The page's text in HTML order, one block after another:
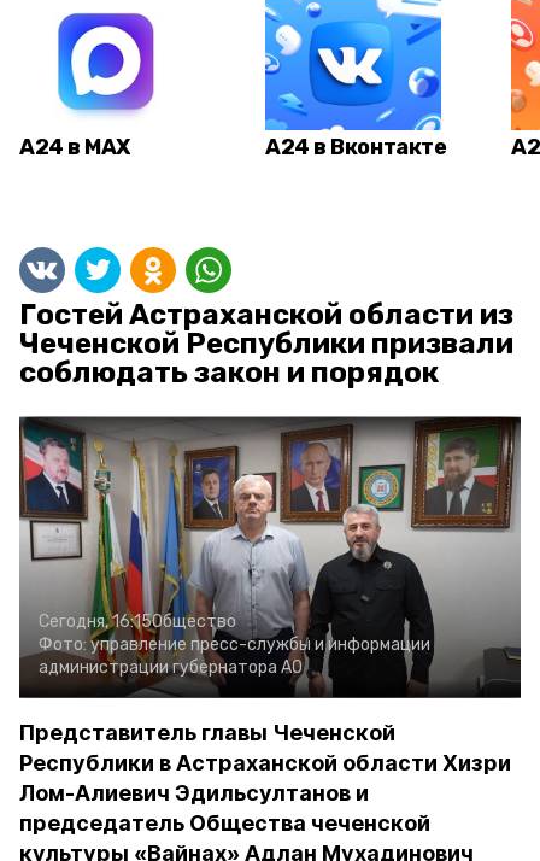
А24 в MAX А24 в Вконтакте
Гостей Астраханской области из
Чеченской Республики призвали
соблюдать закон и порядок
Сегодня, 16:15Общество
Фото: управление пресс-службы и информации
администрации губернатора АО
Представитель главы Чеченской
Республики в Астраханской области Хизри
Лом-Алиевич Эдильсултанов и
председатель Общества чеченской
культуры «Вайнах» Адлан Мухадинович